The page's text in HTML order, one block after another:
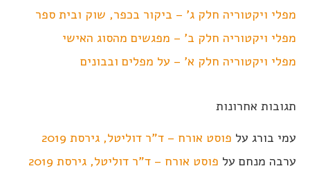
מפלי ויקטוריה חלק ג' – ביקור בכפר, שוק ובית ספר
מפלי ויקטוריה חלק ב' – מפגשים מהסוג האישי
מפלי ויקטוריה חלק א' – על מפלים ובבונים
תגובות אחרונות
עמי בורג על פוסט אורח – ד"ר דוליטל, גירסת 2019
ערבה מנחם על פוסט אורח – ד"ר דוליטל, גירסת 2019